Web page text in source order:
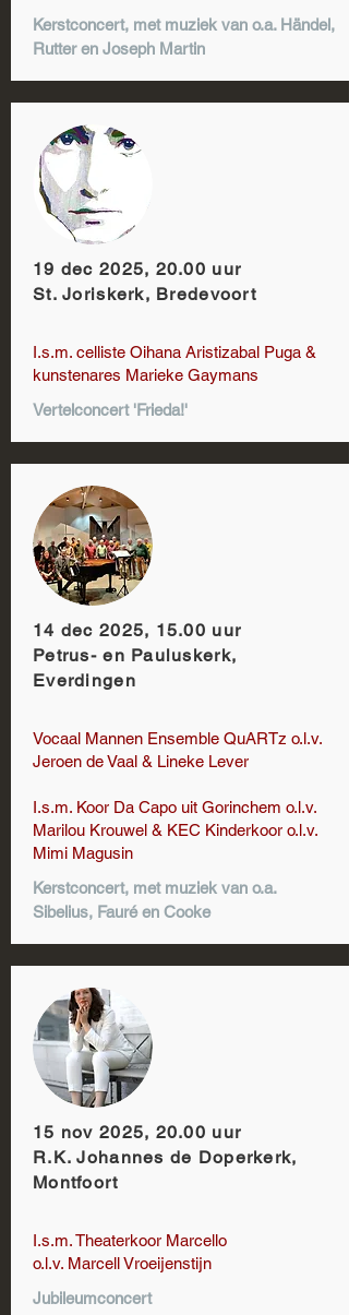
Kerstconcert, met muziek van o.a. Händel,
Rutter en Joseph Martin
19 dec 2025, 20.00 uur
St. Joriskerk, Bredevoort
I.s.m. celliste Oihana Aristizabal Puga &
kunstenares Marieke Gaymans
Vertelconcert 'Frieda!'
14 dec 2025, 15.00 uur
Petrus- en Pauluskerk,
Everdingen
Vocaal Mannen Ensemble QuARTz o.l.v.
Jeroen de Vaal & Lineke Lever
I.s.m. Koor Da Capo uit Gorinchem o.l.v.
Marilou Krouwel & KEC Kinderkoor o.l.v.
Mimi Magusin
Kerstconcert, met muziek van o.a.
Sibelius, Fauré en Cooke
15 nov 2025, 20.00 uur
R.K. Johannes de Doperkerk,
Montfoort
I.s.m. Theaterkoor Marcello
o.l.v. Marcell Vroeijenstijn
Jubileumconcert